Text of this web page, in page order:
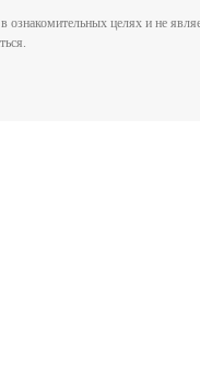
ознакомительных целях и не